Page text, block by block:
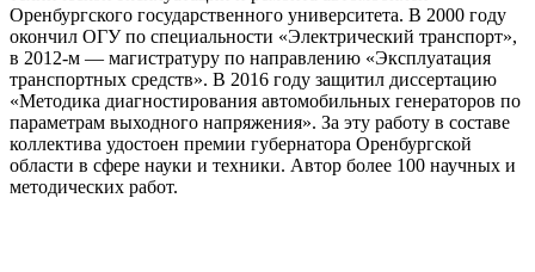
Оренбургского государственного университета. В 2000 году
окончил ОГУ по специальности «Электрический транспорт»,
в 2012-м — магистратуру по направлению «Эксплуатация
транспортных средств». В 2016 году защитил диссертацию
«Методика диагностирования автомобильных генераторов по
параметрам выходного напряжения». За эту работу в составе
коллектива удостоен премии губернатора Оренбургской
области в сфере науки и техники. Автор более 100 научных и
методических работ.